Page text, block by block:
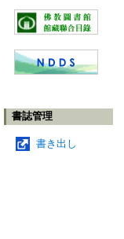
書誌管理
書き出し